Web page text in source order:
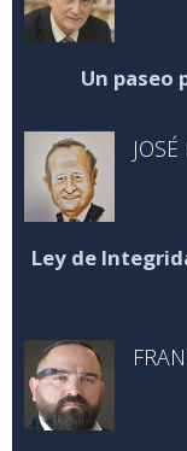
Un paseo
Ley de